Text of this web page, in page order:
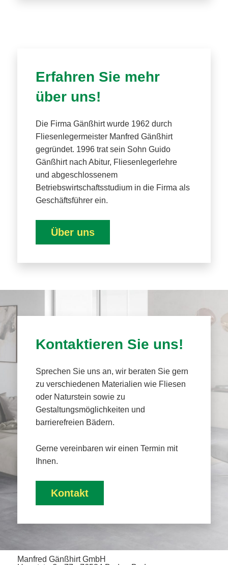
Erfahren Sie mehr
über uns!
Die Firma Gänßhirt wurde 1962 durch
Fliesenlegermeister Manfred Gänßhirt
gegründet. 1996 trat sein Sohn Guido
Gänßhirt nach Abitur, Fliesenlegerlehre
und abgeschlossenem
Betriebswirtschaftsstudium in die Firma als
Geschäftsführer ein.
Über uns
Kontaktieren Sie uns!
Sprechen Sie uns an, wir beraten Sie gern
zu verschiedenen Materialien wie Fliesen
oder Naturstein sowie zu
Gestaltungsmöglichkeiten und
barrierefreien Bädern.
Gerne vereinbaren wir einen Termin mit
Ihnen.
Kontakt
Manfred Gänßhirt GmbH